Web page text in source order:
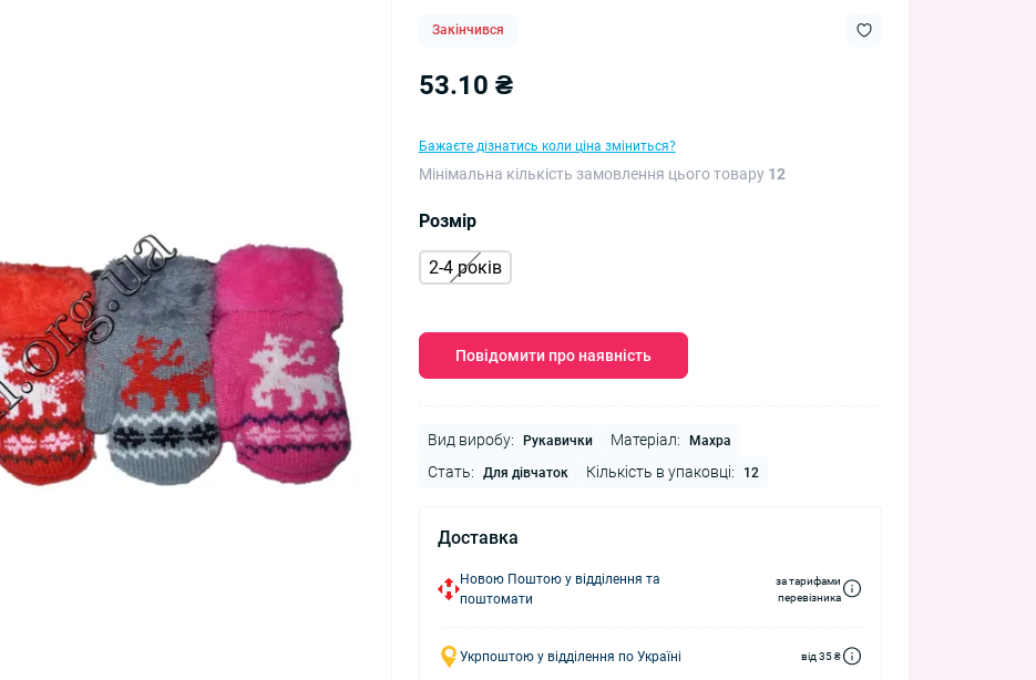
Закінчився
53.10 ₴
Бажаєте дізнатись коли ціна зміниться?
Мінімальна кількість замовлення цього товару 12
Розмір
2-4 років
Повідомити про наявність
Вид виробу: Рукавички Матеріал: Махра
Стать: Для дівчаток Кількість в упаковці: 12
Доставка
Новою Поштою у відділення та
поштомати
за тарифами
перевізника
Укрпоштою у відділення по Україні від 35 ₴